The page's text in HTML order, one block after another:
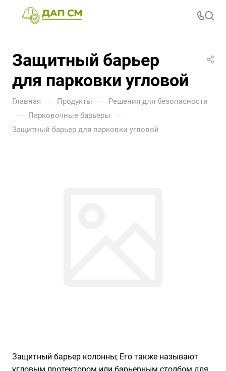
Защитный барьер
для парковки угловой
Главная — Продукты — Решения для безопасности
— Парковочные барьеры —
Защитный барьер для парковки угловой
Защитный барьер колонны; Его также называют